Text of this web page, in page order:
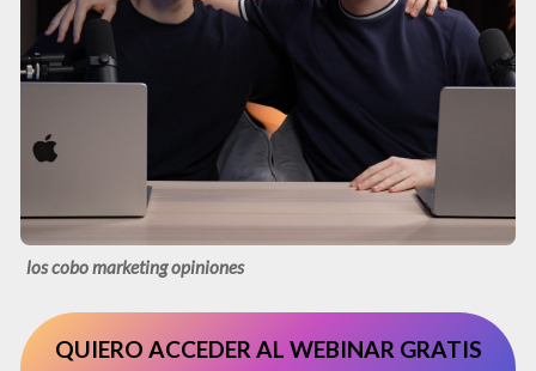
los cobo marketing opiniones
QUIERO ACCEDER AL WEBINAR GRATIS